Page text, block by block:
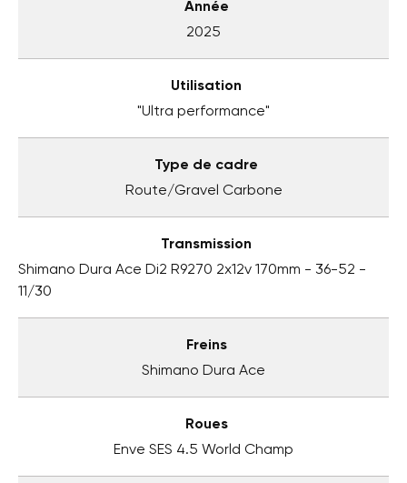
Année
2025
Utilisation
"Ultra performance"
Type de cadre
Route/Gravel Carbone
Transmission
Shimano Dura Ace Di2 R9270 2x12v 170mm - 36-52 -
11/30
Freins
Shimano Dura Ace
Roues
Enve SES 4.5 World Champ